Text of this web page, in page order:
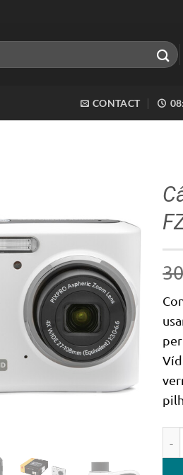
CONTACT
Adicionar
desejos